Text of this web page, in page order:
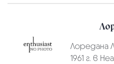
Лоредана
1961 г. в